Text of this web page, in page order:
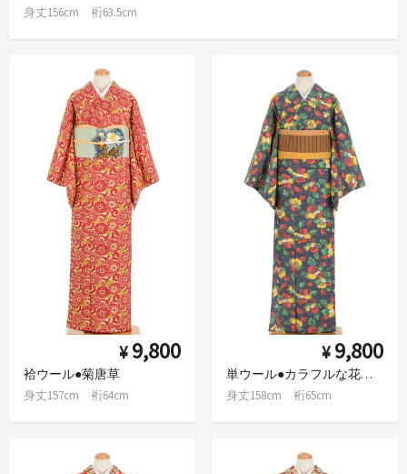
身丈156cm 裄63.5cm
¥ 9,800
袷ウール●菊唐草
身丈157cm 裄64cm
¥ 9,800
単ウール●カラフルな花模様
身丈158cm 裄65cm